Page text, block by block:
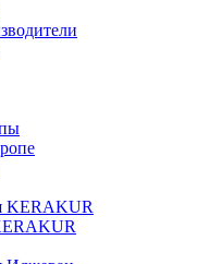
KERAKUR